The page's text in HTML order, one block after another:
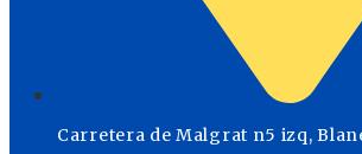
Carretera de Malgrat n5 izq,